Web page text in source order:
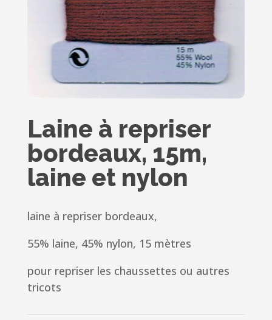
Laine à repriser
bordeaux, 15m,
laine et nylon
laine à repriser bordeaux,
55% laine, 45% nylon, 15 mètres
pour repriser les chaussettes ou autres
tricots